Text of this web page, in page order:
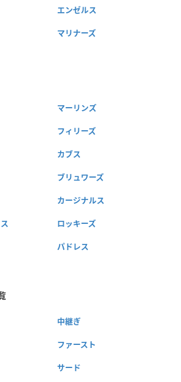
エンゼルス
マリナーズ
マーリンズ
フィリーズ
カブス
ブリュワーズ
カージナルス
ロッキーズ
パドレス
中継ぎ
ファースト
サード